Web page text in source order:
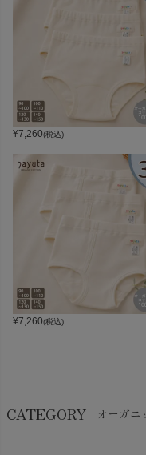
¥7,260(税込)
¥7,260(税込)
CATEGORY オーガニ